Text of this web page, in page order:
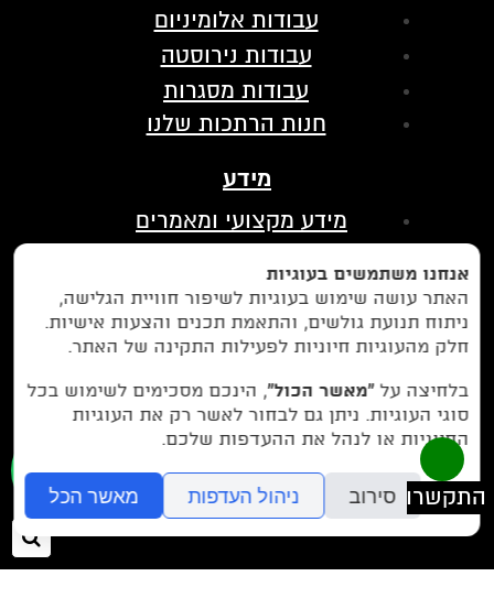
עבודות אלומיניום
עבודות נירוסטה
עבודות מסגרות
חנות הרתכות שלנו
מידע
מידע מקצועי ומאמרים
מדיניות פרטיות
בין לקוחותינו
לחצו כאן כדי לנווט אלינו בווייז
או חייגו עכשיו -077-9972971
אנחנו משתמשים בעוגיות
האתר עושה שימוש בעוגיות לשיפור חוויית הגלישה,
ניתוח תנועת גולשים, והתאמת תכנים והצעות אישיות.
חלק מהעוגיות חיוניות לפעילות התקינה של האתר.
בלחיצה על“מאשר הכול”, הינכם מסכימים לשימוש בכל
סוגי העוגיות. ניתן גם לבחור לאשר רק את העוגיות
החיוניות או לנהל את ההעדפות שלכם.
סירוב ניהול העדפות מאשר הכל